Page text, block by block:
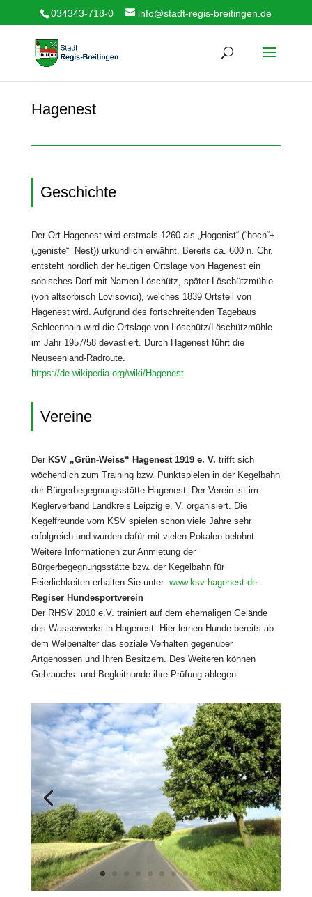
034343-718-0 info@stadt-regis-breitingen.de
Hagenest
Geschichte
Der Ort Hagenest wird erstmals 1260 als „Hogenist“ (“hoch“+
(„geniste“=Nest)) urkundlich erwähnt. Bereits ca. 600 n. Chr.
entsteht nördlich der heutigen Ortslage von Hagenest ein
sobisches Dorf mit Namen Löschütz, später Löschützmühle
(von altsorbisch Lovisovici), welches 1839 Ortsteil von
Hagenest wird. Aufgrund des fortschreitenden Tagebaus
Schleenhain wird die Ortslage von Löschütz/Löschützmühle
im Jahr 1957/58 devastiert. Durch Hagenest führt die
Neuseenland-Radroute.
https://de.wikipedia.org/wiki/Hagenest
Vereine
Der KSV „Grün-Weiss“ Hagenest 1919 e. V. trifft sich
wöchentlich zum Training bzw. Punktspielen in der Kegelbahn
der Bürgerbegegnungsstätte Hagenest. Der Verein ist im
Keglerverband Landkreis Leipzig e. V. organisiert. Die
Kegelfreunde vom KSV spielen schon viele Jahre sehr
erfolgreich und wurden dafür mit vielen Pokalen belohnt.
Weitere Informationen zur Anmietung der
Bürgerbegegnungsstätte bzw. der Kegelbahn für
Feierlichkeiten erhalten Sie unter: www.ksv-hagenest.de
Regiser Hundesportverein
Der RHSV 2010 e.V. trainiert auf dem ehemaligen Gelände
des Wasserwerks in Hagenest. Hier lernen Hunde bereits ab
dem Welpenalter das soziale Verhalten gegenüber
Artgenossen und Ihren Besitzern. Des Weiteren können
Gebrauchs- und Begleithunde ihre Prüfung ablegen.